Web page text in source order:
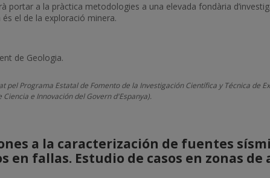
portar a la pràctica metodologies a una elevada fondària
el de la exploració minera.
de Geologia.
pel Programa Estatal de Fomento de la Investigación Científica y Técnica de
e Innovación del Govern d'Espanya).
a la caracterización de fuentes
en fallas. Estudio de casos en zonas